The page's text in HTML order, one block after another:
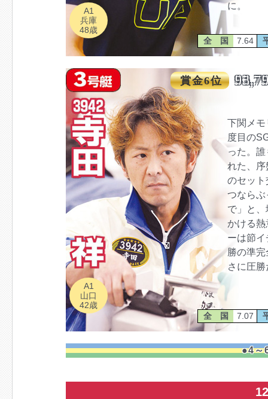
A1
兵庫
48歳
に。
全 国 7.64
賞金6位
A1
山口
42歳
下関メ
度目の
った。
れた、
のセット
つならぶ
で」と
かける熱
ーは節
勝の準
さに圧
全 国 7.07
●4～